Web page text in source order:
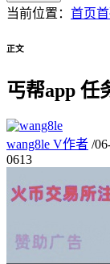
当前位置： 首页
正文
丐帮app 任
wang8le V作者 /
0613